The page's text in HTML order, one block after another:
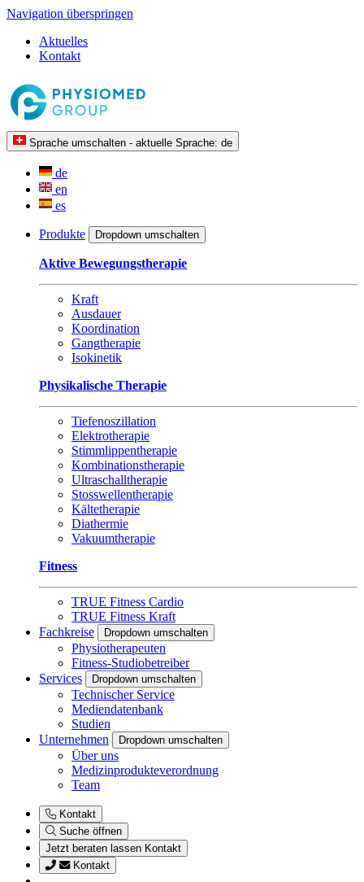
Navigation überspringen
Aktuelles
Kontakt
Sprache umschalten - aktuelle Sprache: de
de
en
es
Produkte Dropdown umschalten
Aktive Bewegungstherapie
Kraft
Ausdauer
Koordination
Gangtherapie
Isokinetik
Physikalische Therapie
Tiefenoszillation
Elektrotherapie
Stimmlippentherapie
Kombinationstherapie
Ultraschalltherapie
Stosswellentherapie
Kältetherapie
Diathermie
Vakuumtherapie
Fitness
TRUE Fitness Cardio
TRUE Fitness Kraft
Fachkreise
Dropdown umschalten
Physiotherapeuten
Fitness-Studiobetreiber
Services
Dropdown umschalten
Technischer Service
Mediendatenbank
Studien
Unternehmen
Dropdown umschalten
Über uns
Medizinprodukteverordnung
Team
Kontakt
Suche öffnen
Jetzt beraten lassen Kontakt
Kontakt